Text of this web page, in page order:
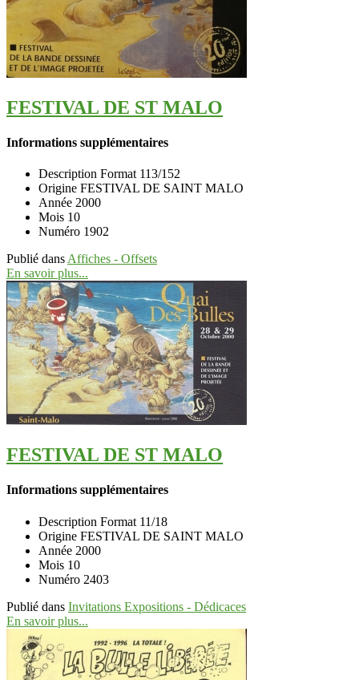
FESTIVAL DE ST MALO
Informations supplémentaires
Description Format 113/152
Origine FESTIVAL DE SAINT MALO
Année 2000
Mois 10
Numéro 1902
Publié dans Affiches - Offsets
En savoir plus...
FESTIVAL DE ST MALO
Informations supplémentaires
Description Format 11/18
Origine FESTIVAL DE SAINT MALO
Année 2000
Mois 10
Numéro 2403
Publié dans Invitations Expositions - Dédicaces
En savoir plus...